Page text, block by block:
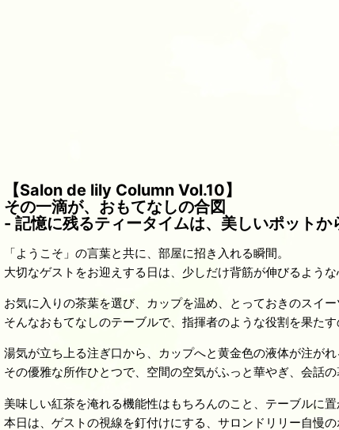
【Salon de lily Column Vol.10】
その一滴が、おもてなしの合図
- 記憶に残るティータイムは、美しいポットか
「ようこそ」の言葉と共に、部屋に招き入れる瞬間。
大切なゲストをお迎えする日は、少しだけ背筋が伸びるような
お気に入りの茶葉を選び、カップを温め、とっておきのスイー
そんなおもてなしのテーブルで、指揮者のような役割を果たす
湯気が立ち上る注ぎ口から、カップへと黄金色の液体が注がれ
その優雅な所作ひとつで、空間の空気がふっと華やぎ、会話の
美味しい紅茶を淹れる機能性はもちろんのこと、テーブルに
本日は、ゲストの視線を釘付けにする、サロンドリリー自慢の